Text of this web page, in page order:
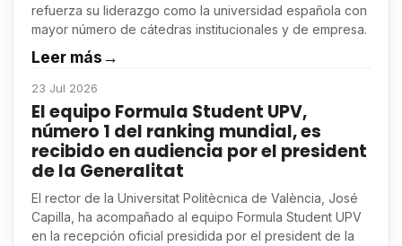
refuerza su liderazgo como la universidad española con
mayor número de cátedras institucionales y de empresa.
Leer más→
23 Jul 2026
El equipo Formula Student UPV,
número 1 del ranking mundial, es
recibido en audiencia por el president
de la Generalitat
El rector de la Universitat Politècnica de València, José
Capilla, ha acompañado al equipo Formula Student UPV
en la recepción oficial presidida por el president de la